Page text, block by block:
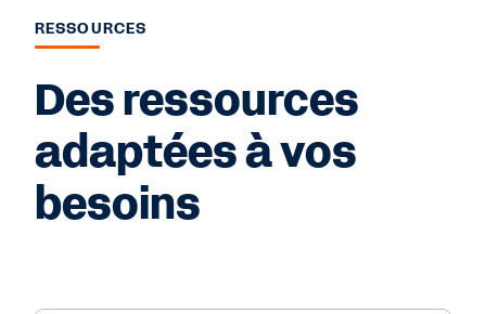
RESSOURCES
Des ressources
adaptées à vos
besoins